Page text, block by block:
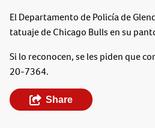
El Departamento de Policía de
tatuaje de Chicago Bulls en su
Si lo reconocen, se les piden que
20-7364.
Share